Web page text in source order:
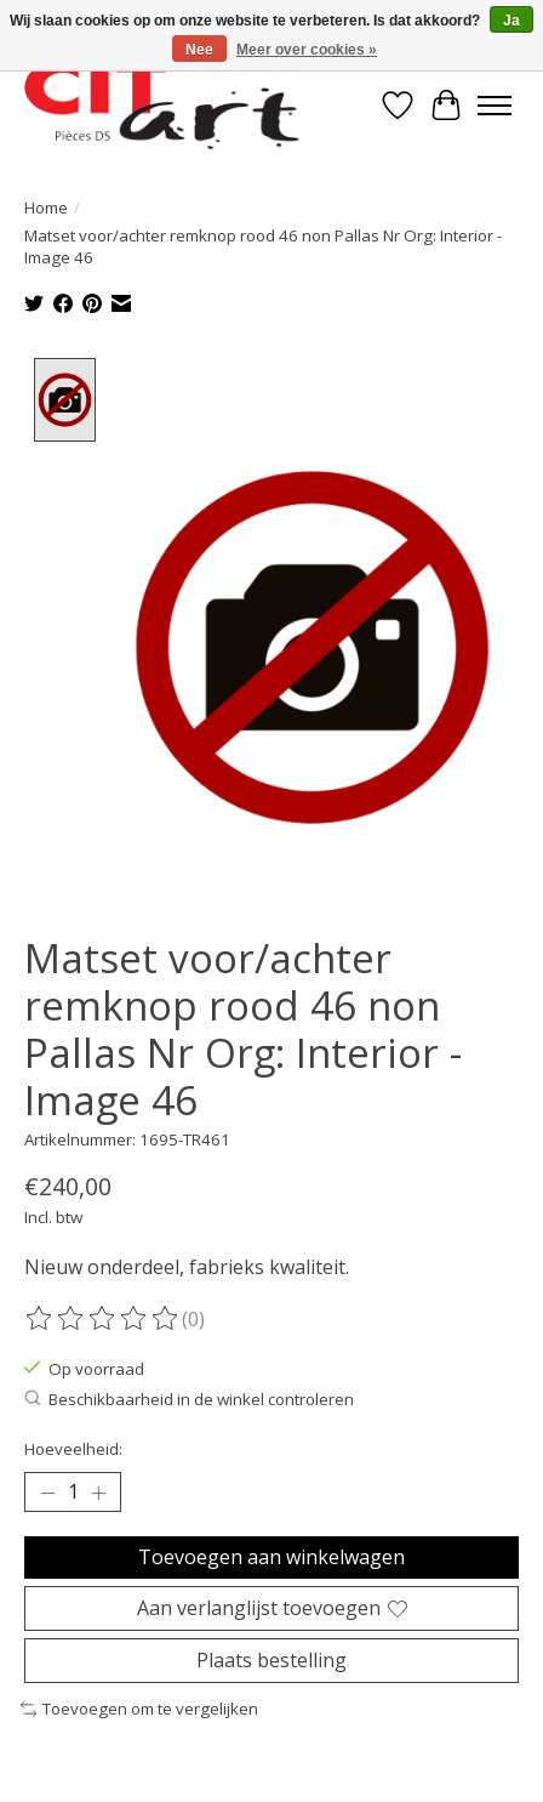
Verlanglijst
Home /
Matset voor/achter remknop rood 46 non Pallas Nr Org: Interior -
Image 46
Matset voor/achter
remknop rood 46 non
Pallas Nr Org: Interior -
Image 46
Artikelnummer: 1695-TR461
€240,00
Incl. btw
Nieuw onderdeel, fabrieks kwaliteit.
De beoordeling van dit product is
(0)
Op voorraad
Beschikbaarheid in de winkel controleren
Hoeveelheid:
Toevoegen aan winkelwagen
Aan verlanglijst toevoegen
Plaats bestelling
Toevoegen om te vergelijken
Wij slaan cookies op om onze website te verbeteren. Is dat akkoord?
Ja
Nee
Meer over cookies »